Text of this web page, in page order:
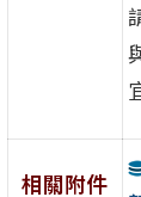
相關附件